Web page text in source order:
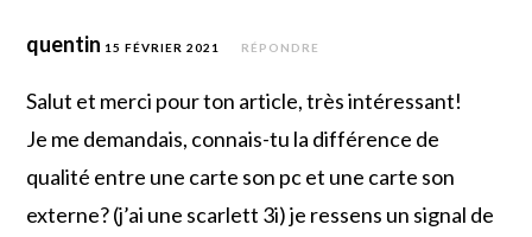
quentin 15 FÉVRIER 2021 RÉPONDRE
Salut et merci pour ton article, très intéressant!
Je me demandais, connais-tu la différence de
qualité entre une carte son pc et une carte son
externe? (j’ai une scarlett 3i) je ressens un signal de